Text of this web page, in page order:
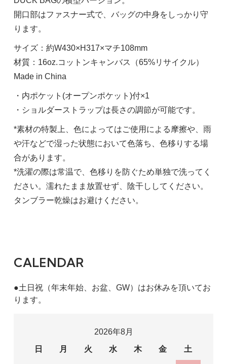
開口部はファスナー式で、バッグの中身をしっかり守
ります。
サイズ：約W430×H317×マチ108mm
材質：16oz.コットンキャンバス（65%リサイクル）
Made in China
・内ポケット(オープンポケット)付×1
・ショルダーストラップは長さの調節が可能です。
*素材の特製上、色によってはご使用による摩擦や、雨
や汗などで湿った状態において色落ち、色移りする場
合があります。
*洗濯の際は常温で、色移りを防ぐため単独で洗ってく
ださい。濡れたまま放置せず、陰干ししてください。
タンブラー乾燥はお避けください。
CALENDAR
●土日祝（年末年始、お盆、GW）はお休みを頂いてお
ります。
2026年8月
日
月 火 水 木 金 土